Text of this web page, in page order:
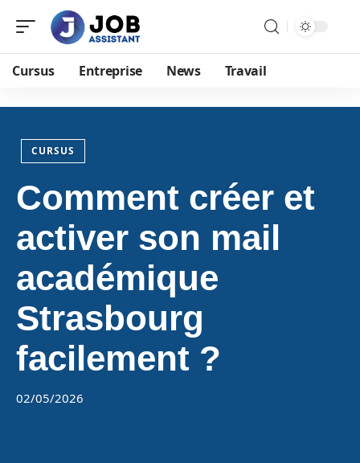
Cursus Entreprise News Travail
CURSUS
Comment créer et
activer son mail
académique
Strasbourg
facilement ?
02/05/2026